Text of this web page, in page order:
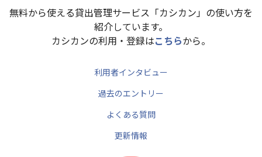
無料から使える貸出管理サービス「カシカン」の使い方を
紹介しています。
カシカンの利用・登録はこちらから。
利用者インタビュー
過去のエントリー
よくある質問
更新情報